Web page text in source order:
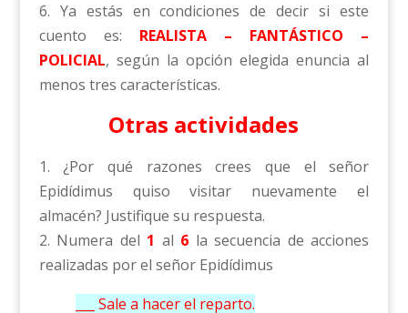
6. Ya estás en condiciones de decir si este
cuento es: REALISTA – FANTÁSTICO –
POLICIAL, según la opción elegida enuncia al
menos tres características.
Otras actividades
1. ¿Por qué razones crees que el señor
Epidídimus quiso visitar nuevamente el
almacén? Justifique su respuesta.
2. Numera del 1 al 6 la secuencia de acciones
realizadas por el señor Epidídimus
___ Sale a hacer el reparto.